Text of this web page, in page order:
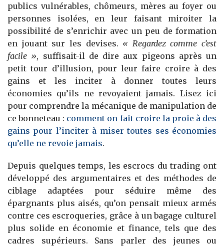
publics vulnérables, chômeurs, mères au foyer ou
personnes isolées, en leur faisant miroiter la
possibilité de s’enrichir avec un peu de formation
en jouant sur les devises. « Regardez comme c’est
facile », suffisait-il de dire aux pigeons après un
petit tour d’illusion, pour leur faire croire à des
gains et les inciter à donner toutes leurs
économies qu’ils ne revoyaient jamais. Lisez ici
pour comprendre la mécanique de manipulation de
ce bonneteau : comment on fait croire la proie à des
gains pour l’inciter à miser toutes ses économies
qu’elle ne revoie jamais.
Depuis quelques temps, les escrocs du trading ont
développé des argumentaires et des méthodes de
ciblage adaptées pour séduire même des
épargnants plus aisés, qu’on pensait mieux armés
contre ces escroqueries, grâce à un bagage culturel
plus solide en économie et finance, tels que des
cadres supérieurs. Sans parler des jeunes ou